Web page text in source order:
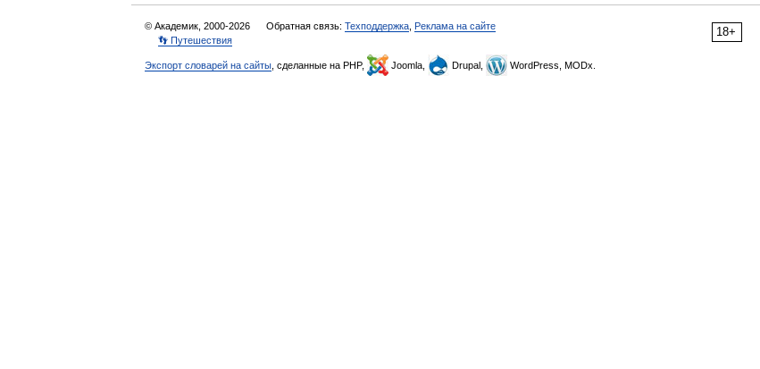
18+
© Академик, 2000-2026 Обратная связь: Техподдержка Реклама на сайте
👣 Путешествия
Экспорт словарей на сайты , сделанные на PHP, Joomla, Drupal, WordPress, MODx.